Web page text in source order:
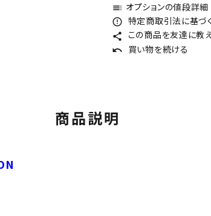
toc オプションの値段詳細
error_outline 特定商取引法に基づ
share この商品を友達に教
undo 買い物を続ける
商品説明